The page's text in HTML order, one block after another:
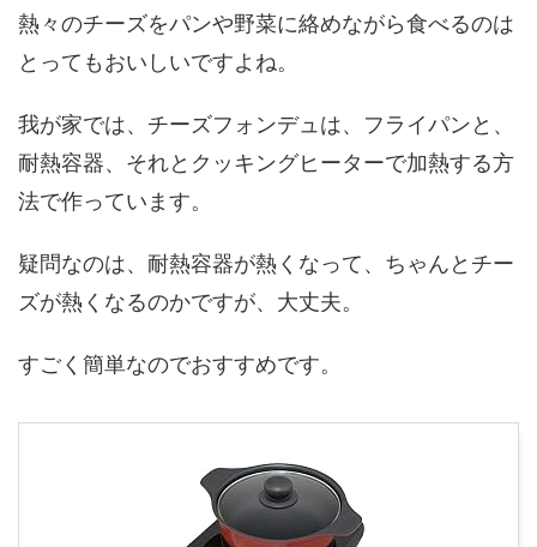
熱々のチーズをパンや野菜に絡めながら食べるのは
とってもおいしいですよね。
我が家では、チーズフォンデュは、フライパンと、
耐熱容器、それとクッキングヒーターで加熱する方
法で作っています。
疑問なのは、耐熱容器が熱くなって、ちゃんとチー
ズが熱くなるのかですが、大丈夫。
すごく簡単なのでおすすめです。